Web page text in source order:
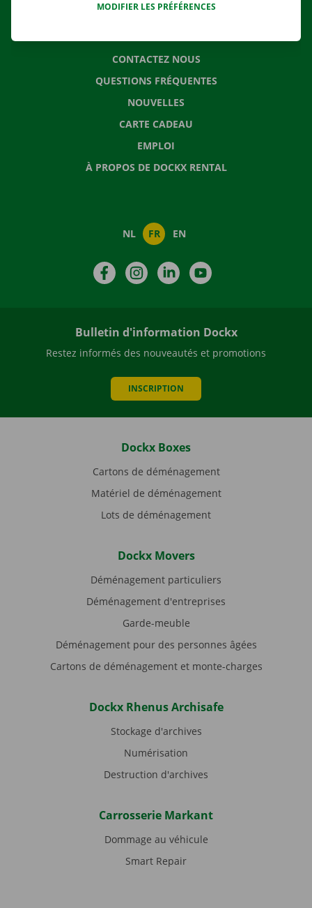
CONTACTEZ NOUS
QUESTIONS FRÉQUENTES
NOUVELLES
CARTE CADEAU
EMPLOI
À PROPOS DE DOCKX RENTAL
NL FR EN
FacebookInstagramLinkedIn
Bulletin d'information Dockx
Restez informés des nouveautés et promotions
INSCRIPTION
Dockx Boxes
Cartons de déménagement
Matériel de déménagement
Lots de déménagement
Dockx Movers
Déménagement particuliers
Déménagement d'entreprises
Garde-meuble
Déménagement pour des personnes âgées
Cartons de déménagement et monte-charges
Dockx Rhenus Archisafe
Stockage d'archives
Numérisation
Destruction d'archives
Carrosserie Markant
Dommage au véhicule
Smart Repair
MODIFIER LES PRÉFÉRENCES